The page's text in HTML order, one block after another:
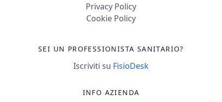
Privacy Policy
Cookie Policy
SEI UN PROFESSIONISTA SANITARIO?
Iscriviti su FisioDesk
INFO AZIENDA